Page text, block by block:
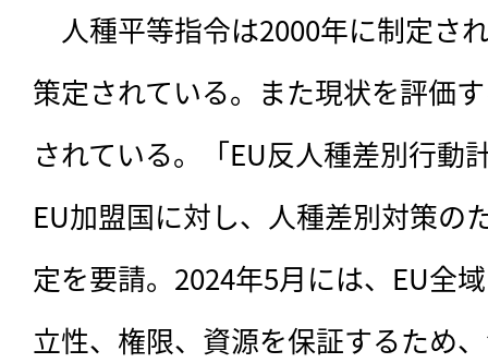
人種平等指令は2000年に制定さ
策定されている。また現状を評価
されている。「EU反人種差別行動
EU加盟国に対し、人種差別対策の
定を要請。2024年5月には、EU全
立性、権限、資源を保証するため